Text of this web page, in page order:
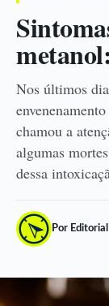
Nos últimos
chamou a
algumas
dessa
Por